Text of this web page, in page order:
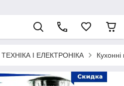
ТЕХНІКА І ЕЛЕКТРОНІКА Кухонні